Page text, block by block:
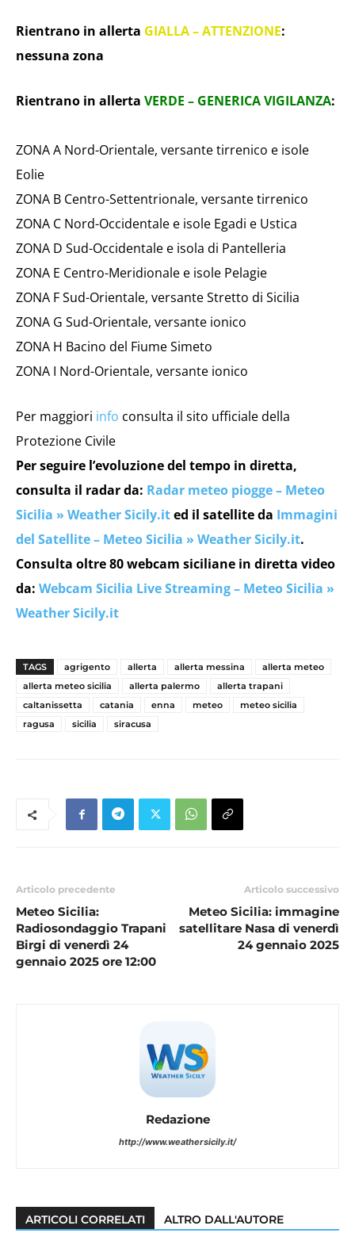
Rientrano in allerta GIALLA – ATTENZIONE:
nessuna zona
Rientrano in allerta VERDE – GENERICA VIGILANZA:
ZONA A Nord-Orientale, versante tirrenico e isole
Eolie
ZONA B Centro-Settentrionale, versante tirrenico
ZONA C Nord-Occidentale e isole Egadi e Ustica
ZONA D Sud-Occidentale e isola di Pantelleria
ZONA E Centro-Meridionale e isole Pelagie
ZONA F Sud-Orientale, versante Stretto di Sicilia
ZONA G Sud-Orientale, versante ionico
ZONA H Bacino del Fiume Simeto
ZONA I Nord-Orientale, versante ionico
Per maggiori info consulta il sito ufficiale della
Protezione Civile
Per seguire l’evoluzione del tempo in diretta,
consulta il radar da: Radar meteo piogge – Meteo
Sicilia » Weather Sicily.ited il satellite da Immagini
del Satellite – Meteo Sicilia » Weather Sicily.it.
Consulta oltre 80 webcam siciliane in diretta video
da: Webcam Sicilia Live Streaming – Meteo Sicilia »
Weather Sicily.it
TAGS agrigento allerta allerta messina
allerta meteo
allerta meteo sicilia
allerta palermo
allerta trapani
caltanissetta
catania enna meteo
meteo sicilia
ragusa
sicilia siracusa
Articolo precedente
Meteo Sicilia:
Radiosondaggio Trapani
Birgi di venerdì 24
gennaio 2025 ore 12:00
Articolo successivo
Meteo Sicilia: immagine
satellitare Nasa di venerdì
24 gennaio 2025
Redazione
http://www.weathersicily.it/
ARTICOLI CORRELATI ALTRO DALL'AUTORE